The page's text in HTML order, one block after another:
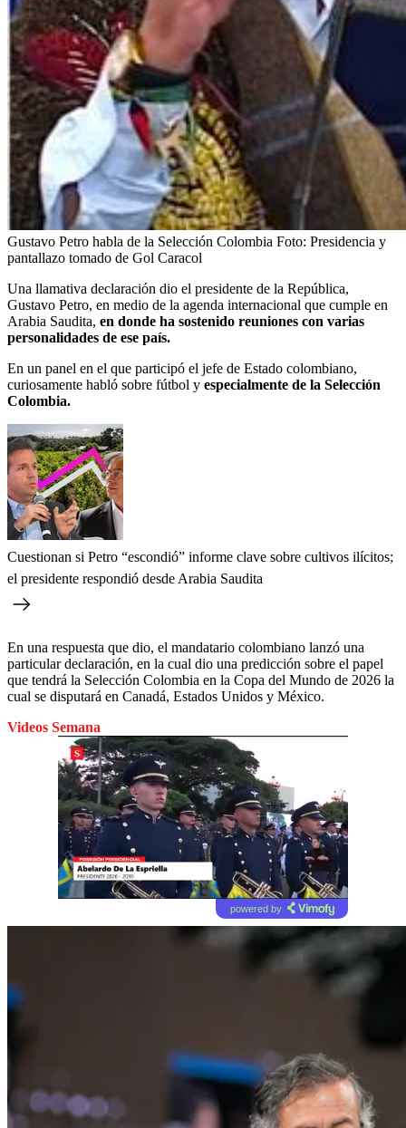
Gustavo Petro habla de la Selección Colombia Foto: Presidencia y
pantallazo tomado de Gol Caracol
Una llamativa declaración dio el presidente de la República,
Gustavo Petro, en medio de la agenda internacional que cumple en
Arabia Saudita, en donde ha sostenido reuniones con varias
personalidades de ese país.
En un panel en el que participó el jefe de Estado colombiano,
curiosamente habló sobre fútbol y especialmente de la Selección
Colombia.
Cuestionan si Petro “escondió” informe clave sobre cultivos ilícitos;
el presidente respondió desde Arabia Saudita
En una respuesta que dio, el mandatario colombiano lanzó una
particular declaración, en la cual dio una predicción sobre el papel
que tendrá la Selección Colombia en la Copa del Mundo de 2026 la
cual se disputará en Canadá, Estados Unidos y México.
Videos Semana
powered by